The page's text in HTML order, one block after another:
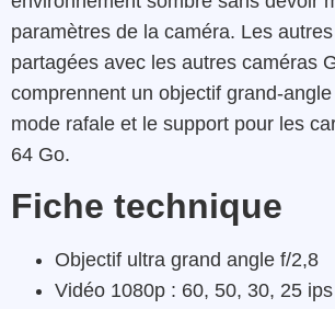
paramètres de la caméra. Les
partagées avec les autres caméras
comprennent un objectif grand-
mode rafale et le support pour les
64 Go.
Fiche technique
Objectif ultra grand angle f/2,8
Vidéo 1080p : 60, 50, 30, 25 ips